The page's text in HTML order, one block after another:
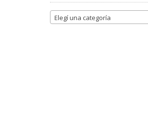
Elegí una categoría